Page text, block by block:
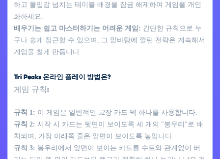
하고 몰입감 넘치는 테이블 배경을 잠금 해제하여 게임을 개인
화하세요.
배우기는 쉽고 마스터하기는 어려운 게임: 간단한 규칙으로 누
구나 쉽게 접근할 수 있으며, 그 밑바탕에 깔린 전략은 계속해서
게임을 찾게 만듭니다.
Tri Peaks 온라인 플레이 방법은?
게임 규칙:
규칙 1: 이 게임은 일반적인 52장 카드 덱 하나를 사용합니다.
규칙 2: 시작 시 카드는 뒷면이 보이도록 세 개의 "봉우리"로 배
치되며, 가장 아래쪽 줄은 앞면이 보이도록 놓입니다.
규칙 3: 봉우리에서 앞면이 보이는 카드를 수트와 관계없이 버